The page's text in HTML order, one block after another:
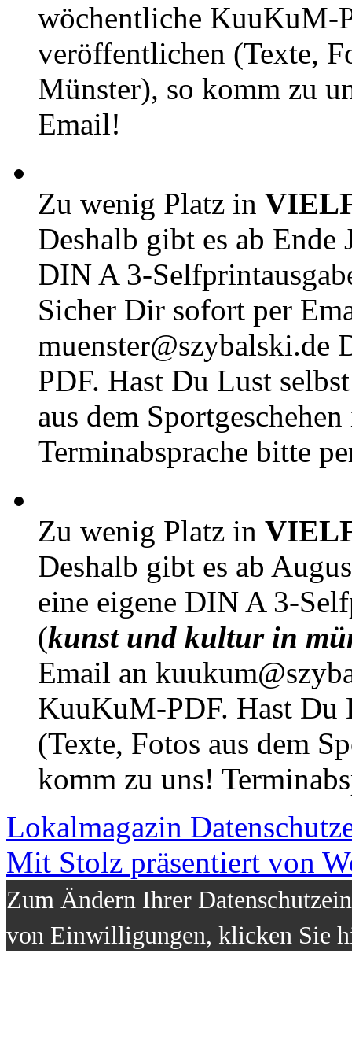
wöchentliche KuuKuM-
veröffentlichen (Texte,
Münster), so komm zu
Email!
Zu wenig Platz in
Deshalb gibt es ab Ende
DIN A 3-
Sicher Dir sofort per
muenster@szybalski.de
PDF. Hast Du Lust
aus dem
Terminabsprache bitte
Zu wenig Platz in
Deshalb gibt es ab
eine eigene DIN A 3-
(kunst und kultur in
Email an
KuuKuM-PDF. Hast Du
(Texte, Fotos aus dem
komm zu uns!
Lokalmagazin
Mit Stolz präsentiert von
Zum Ändern Ihrer
von Einwilligungen, klicken Sie